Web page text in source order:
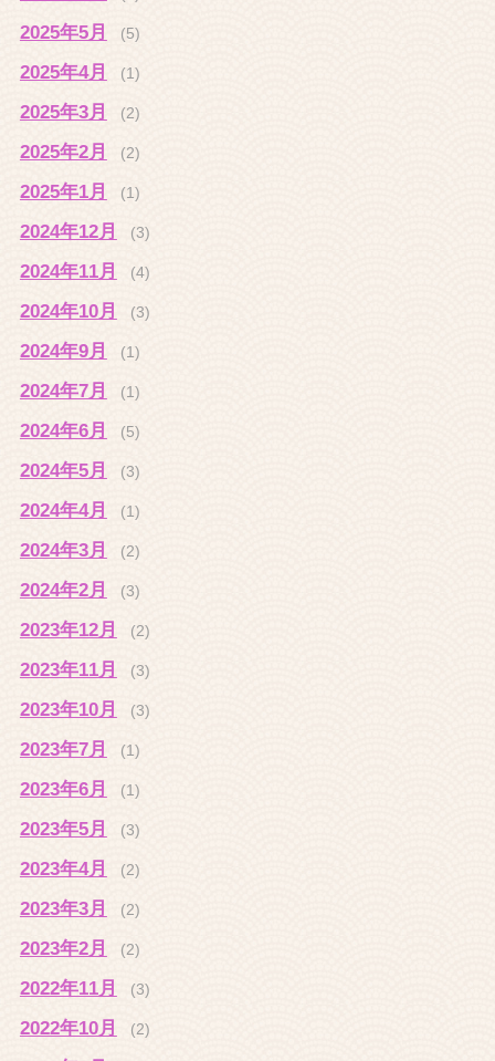
2025年5月 (5)
2025年4月 (1)
2025年3月 (2)
2025年2月 (2)
2025年1月 (1)
2024年12月 (3)
2024年11月 (4)
2024年10月 (3)
2024年9月 (1)
2024年7月 (1)
2024年6月 (5)
2024年5月 (3)
2024年4月 (1)
2024年3月 (2)
2024年2月 (3)
2023年12月 (2)
2023年11月 (3)
2023年10月 (3)
2023年7月 (1)
2023年6月 (1)
2023年5月 (3)
2023年4月 (2)
2023年3月 (2)
2023年2月 (2)
2022年11月 (3)
2022年10月 (2)